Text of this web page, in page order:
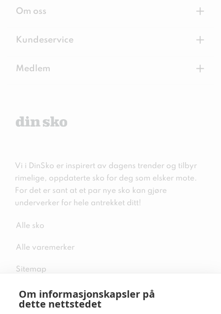
Om informasjonskapsler på
dette nettstedet
Om oss +
Kundeservice +
Medlem +
Vi i DinSko er inspirert av dagens trender og tilbyr
rimelige, oppdaterte sko for deg som elsker mote.
For det er sant at et par nye sko kan gjøre
underverker for hele antrekket ditt!
Alle sko
Alle varemerker
Sitemap